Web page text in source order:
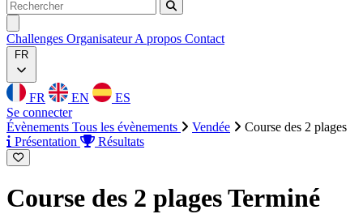
Rechercher
Rechercher
Challenges OrganisateurA propos Contact
FR
FR EN
ES
Se connecter
Évènements Tous les évènements Vendée
Course des 2 plages
Présentation
Résultats
Course des 2 plagesTerminé